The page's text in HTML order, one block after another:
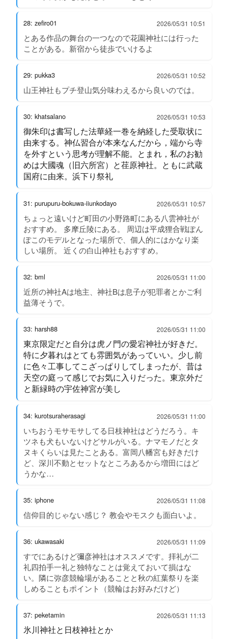
28: zefiro01 2026/05/31 10:51
とある作品の舞台の一つなので花園神社には行った
ことがある。新宿から徒歩でいけるよ
29: pukka3 2026/05/31 10:52
山王神社もプチ登山気分味わえるから良いのでは。
30: khatsalano 2026/05/31 10:53
御朱印は書写した法華経一巻を納経した受取状に
由来する。神仏習合が本来なんだから，端から寺
を外すという思考が理解不能。とまれ，私のお勧
めは大國魂（旧六所宮）と荏原神社。ともに武蔵
国府に由来。浜下り祭礼
31: purupuru-bokuwa-iiunkodayo 2026/05/31 10:57
ちょっと遠いけど町田の小野路町にある八雲神社が
おすすめ。 多摩丘陵にある。 周辺は平成狸合戦ぽん
ぽこのモデルとなった場所で、個人的にはかなり楽
しい場所。 近くの白山神社もおすすめ。
32: bml 2026/05/31 11:00
近所の神社Aは地主、神社Bは息子が犯罪者とかご利
益薄そうで。
33: harsh88 2026/05/31 11:00
東京限定だと自分は虎ノ門の愛宕神社が好きだ。
特に夕暮れはとても雰囲気があっていい。少し前
に色々工事してこざっぱりしてしまったが、昔は
天空の庭って感じでお気に入りだった。東京外だ
と新緑時の宇佐神宮が美し
34: kurotsuraherasagi 2026/05/31 11:00
いちおうモサモサしてる日枝神社はどうだろう。キ
ツネも犬もいないけどサルがいる。ナマモノだとタ
ヌキくらいは見たことある。富岡八幡宮も好きだけ
ど、深川不動とセットなところあるから増田にはど
うかな…
35: iphone 2026/05/31 11:08
信仰目的じゃない感じ？ 教会やモスクも面白いよ。
36: ukawasaki 2026/05/31 11:09
すでにあるけど彌彦神社はオススメです。拝礼が二
礼四拍手一礼と独特なことは覚えておいて損はな
い。隣に弥彦競輪場があることと秋の紅葉祭りを楽
しめることもポイント（競輪はお好みだけど）
37: peketamin 2026/05/31 11:13
氷川神社と日枝神社とか